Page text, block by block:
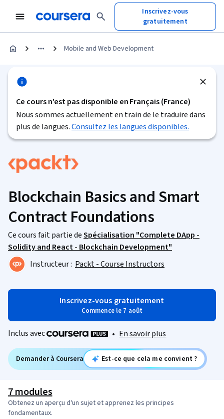
Inscrivez-vous
gratuitement
Mobile and Web Development
Ce cours n'est pas disponible en Français (France)
Nous sommes actuellement en train de le traduire dans
plus de langues.Consultez les langues disponibles.
Blockchain Basics and Smart
Contract Foundations
Ce cours fait partie deSpécialisation "Complete DApp -
Solidity and React - Blockchain Development"
Instructeur : Packt - Course Instructors
Inscrivez-vous gratuitement
Commence le 7 août
Inclus avec • En savoir plus
Demander à Coursera Est-ce que cela me convient ?
7 modules
Obtenez un aperçu d'un sujet et apprenez les principes
fondamentaux.